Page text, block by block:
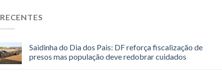
RECENTES
Saidinha do Dia dos Pais: DF reforça fiscalização de
presos mas população deve redobrar cuidados